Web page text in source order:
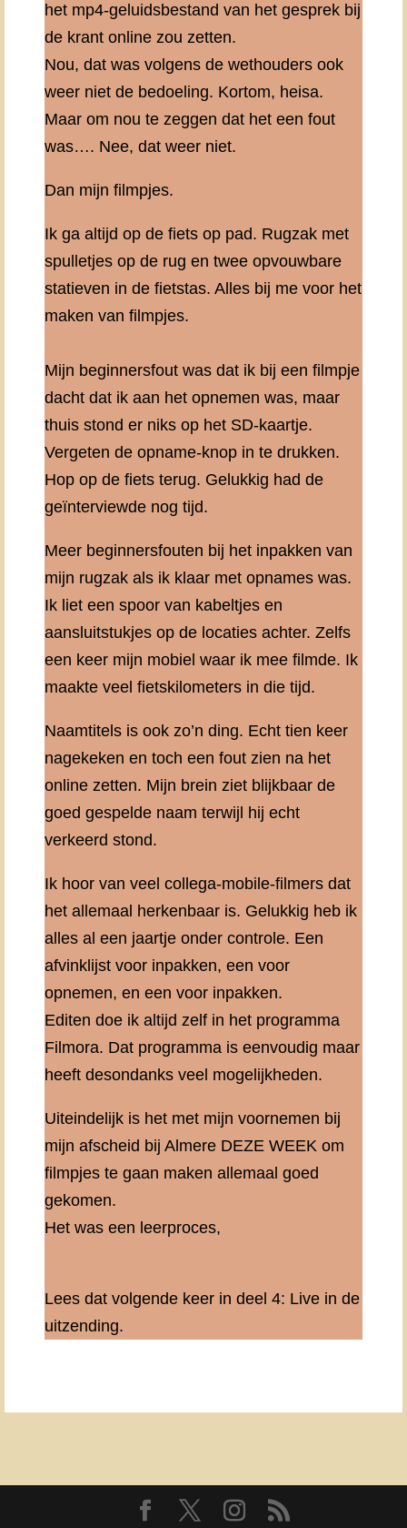
het mp4-geluidsbestand van het gesprek bij
de krant online zou zetten.
Nou, dat was volgens de wethouders ook
weer niet de bedoeling. Kortom, heisa.
Maar om nou te zeggen dat het een fout
was…. Nee, dat weer niet.
Dan mijn filmpjes.
Ik ga altijd op de fiets op pad. Rugzak met
spulletjes op de rug en twee opvouwbare
statieven in de fietstas. Alles bij me voor het
maken van filmpjes.
Mijn beginnersfout was dat ik bij een filmpje
dacht dat ik aan het opnemen was, maar
thuis stond er niks op het SD-kaartje.
Vergeten de opname-knop in te drukken.
Hop op de fiets terug. Gelukkig had de
geïnterviewde nog tijd.
Meer beginnersfouten bij het inpakken van
mijn rugzak als ik klaar met opnames was.
Ik liet een spoor van kabeltjes en
aansluitstukjes op de locaties achter. Zelfs
een keer mijn mobiel waar ik mee filmde. Ik
maakte veel fietskilometers in die tijd.
Naamtitels is ook zo’n ding. Echt tien keer
nagekeken en toch een fout zien na het
online zetten. Mijn brein ziet blijkbaar de
goed gespelde naam terwijl hij echt
verkeerd stond.
Ik hoor van veel collega-mobile-filmers dat
het allemaal herkenbaar is. Gelukkig heb ik
alles al een jaartje onder controle. Een
afvinklijst voor inpakken, een voor
opnemen, en een voor inpakken.
Editen doe ik altijd zelf in het programma
Filmora. Dat programma is eenvoudig maar
heeft desondanks veel mogelijkheden.
Uiteindelijk is het met mijn voornemen bij
mijn afscheid bij Almere DEZE WEEK om
filmpjes te gaan maken allemaal goed
gekomen.
Het was een leerproces,
Lees dat volgende keer in deel 4: Live in de
uitzending.